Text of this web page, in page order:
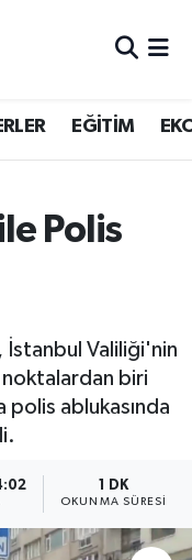
EĞİTİM
Polis
İstanbul Valiliği'nin
noktalardan biri
ablukasında
1 DK
OKUNMA SÜRESI